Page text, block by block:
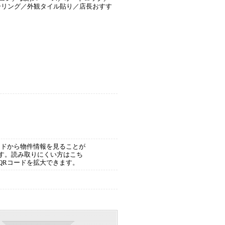
ング／外観タイル貼り／店長おすす
から物件情報を見ることが
。読み取りにくい方はこち
コードを拡大できます。